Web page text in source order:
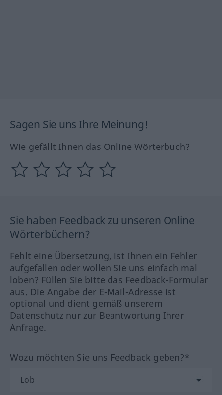
Sagen Sie uns Ihre Meinung!
Wie gefällt Ihnen das Online Wörterbuch?
Sie haben Feedback zu unseren Online
Wörterbüchern?
Fehlt eine Übersetzung, ist Ihnen ein Fehler
aufgefallen oder wollen Sie uns einfach mal
loben? Füllen Sie bitte das Feedback-Formular
aus. Die Angabe der E-Mail-Adresse ist
optional und dient gemäß unserem
Datenschutz nur zur Beantwortung Ihrer
Anfrage.
Wozu möchten Sie uns Feedback geben?*